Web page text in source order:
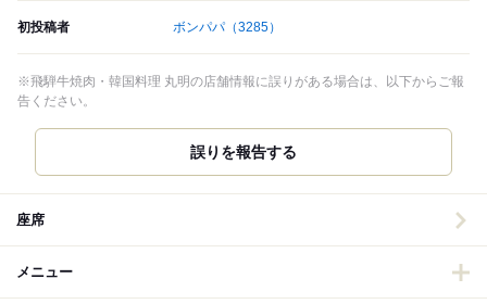
初投稿者 ボンパパ（3285）
※飛騨牛焼肉・韓国料理 丸明の店舗情報に誤りがある場合は、以下からご報
告ください。
誤りを報告する
座席
メニュー